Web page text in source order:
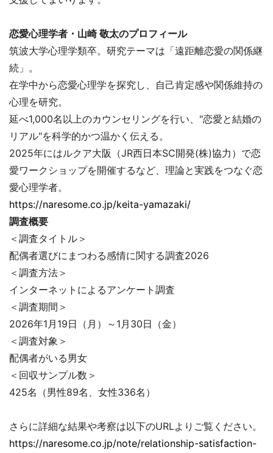
恋愛心理学者・山崎 敬太のプロフィール
筑波大学心理学類卒。研究テーマは「遠距離恋愛の関係継
続」。
在学中から恋愛心理学を探究し、自己肯定感や関係維持の
心理を研究。
延べ1,000名以上のカウンセリングを行い、"恋愛と結婚の
リアル"を科学的かつ温かく伝える。
2025年にはルクア大阪（JR西日本SC開発(株)協力）で恋
愛ワークショップを開催するなど、理論と実践をつなぐ恋
愛心理学者。
https://naresome.co.jp/keita-yamazaki/
調査概要
＜調査タイトル＞
配偶者選びにまつわる感情に関する調査2026
＜調査方法＞
インターネットによるアンケート調査
＜調査期間＞
2026年1月19日（月）～1月30日（金）
＜調査対象＞
配偶者がいる男女
＜回収サンプル数＞
425名（男性89名、女性336名）
さらに詳細な結果や考察は以下のURLよりご覧ください。
https://naresome.co.jp/note/relationship-satisfaction-